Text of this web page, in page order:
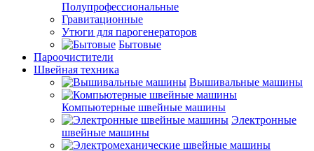
Полупрофессиональные
Гравитационные
Утюги для парогенераторов
Бытовые
Пароочистители
Швейная техника
Вышивальные машины
Компьютерные швейные машины
Электронные
швейные машины